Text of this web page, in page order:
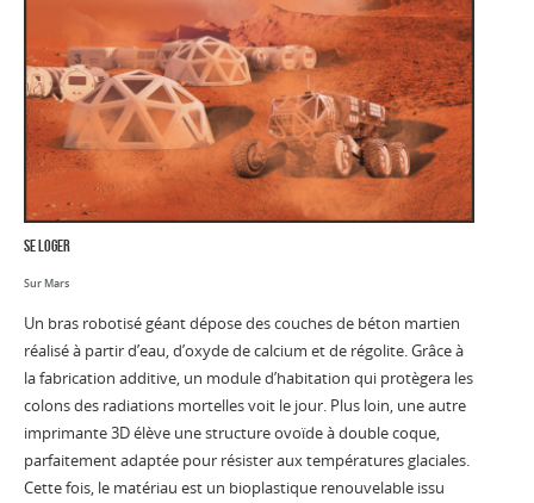
se loger
Sur Mars
Un bras robotisé géant dépose des couches de béton martien
réalisé à partir d’eau, d’oxyde de calcium et de régolite. Grâce à
la fabrication additive, un module d’habitation qui protègera les
colons des radiations mortelles voit le jour. Plus loin, une autre
imprimante 3D élève une structure ovoïde à double coque,
parfaitement adaptée pour résister aux températures glaciales.
Cette fois, le matériau est un bioplastique renouvelable issu